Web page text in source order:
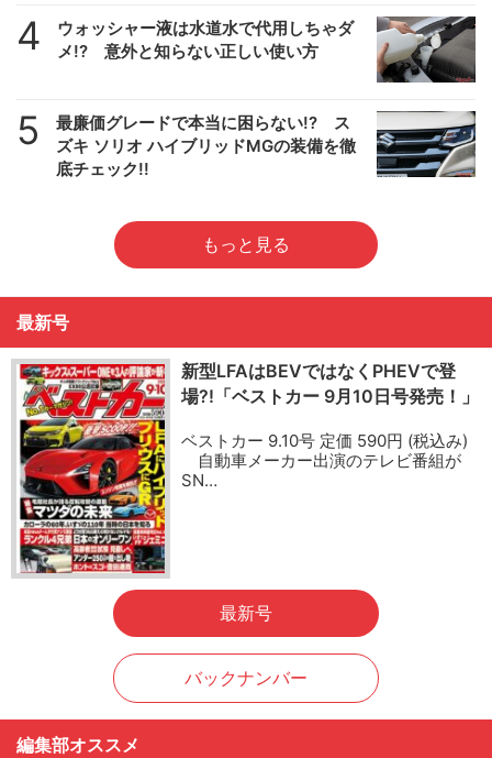
4
ウォッシャー液は水道水で代用しちゃダ
メ!? 意外と知らない正しい使い方
5
最廉価グレードで本当に困らない!? ス
ズキ ソリオ ハイブリッドMGの装備を徹
底チェック!!
もっと見る
最新号
新型LFAはBEVではなくPHEVで登
場?!「ベストカー 9月10日号発売！」
ベストカー 9.10号 定価 590円 (税込み)
自動車メーカー出演のテレビ番組が
SN…
最新号
バックナンバー
編集部オススメ